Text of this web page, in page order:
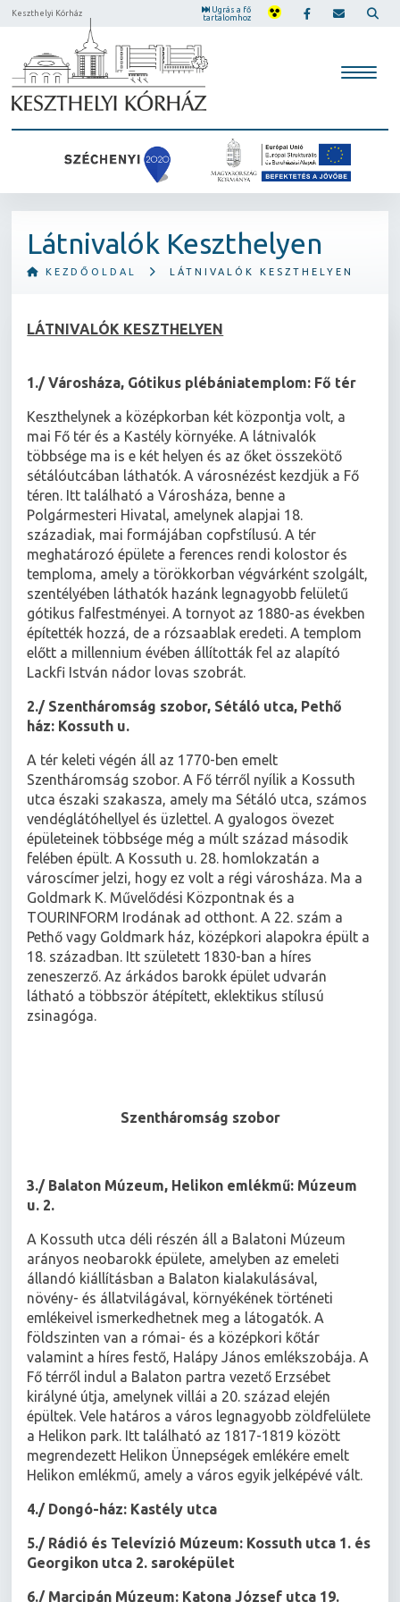
Keszthelyi Kórház
Ugrás a fő
tartalomhoz
Látnivalók Keszthelyen
KEZDŐOLDAL LÁTNIVALÓK KESZTHELYEN
LÁTNIVALÓK KESZTHELYEN
1./ Városháza, Gótikus plébániatemplom: Fő tér
Keszthelynek a középkorban két központja volt, a
mai Fő tér és a Kastély környéke. A látnivalók
többsége ma is e két helyen és az őket összekötő
sétálóutcában láthatók. A városnézést kezdjük a Fő
téren. Itt található a Városháza, benne a
Polgármesteri Hivatal, amelynek alapjai 18.
századiak, mai formájában copfstílusú. A tér
meghatározó épülete a ferences rendi kolostor és
temploma, amely a törökkorban végvárként szolgált,
szentélyében láthatók hazánk legnagyobb felületű
gótikus falfestményei. A tornyot az 1880-as években
építették hozzá, de a rózsaablak eredeti. A templom
előtt a millennium évében állították fel az alapító
Lackfi István nádor lovas szobrát.
2./ Szentháromság szobor, Sétáló utca, Pethő
ház: Kossuth u.
A tér keleti végén áll az 1770-ben emelt
Szentháromság szobor. A Fő térről nyílik a Kossuth
utca északi szakasza, amely ma Sétáló utca, számos
vendéglátóhellyel és üzlettel. A gyalogos övezet
épületeinek többsége még a múlt század második
felében épült. A Kossuth u. 28. homlokzatán a
városcímer jelzi, hogy ez volt a régi városháza. Ma a
Goldmark K. Művelődési Központnak és a
TOURINFORM Irodának ad otthont. A 22. szám a
Pethő vagy Goldmark ház, középkori alapokra épült a
18. században. Itt született 1830-ban a híres
zeneszerző. Az árkádos barokk épület udvarán
látható a többször átépített, eklektikus stílusú
zsinagóga.
Szentháromság szobor
3./ Balaton Múzeum, Helikon emlékmű: Múzeum
u. 2.
A Kossuth utca déli részén áll a Balatoni Múzeum
arányos neobarokk épülete, amelyben az emeleti
állandó kiállításban a Balaton kialakulásával,
növény- és állatvilágával, környékének történeti
emlékeivel ismerkedhetnek meg a látogatók. A
földszinten van a római- és a középkori kőtár
valamint a híres festő, Halápy János emlékszobája. A
Fő térről indul a Balaton partra vezető Erzsébet
királyné útja, amelynek villái a 20. század elején
épültek. Vele határos a város legnagyobb zöldfelülete
a Helikon park. Itt található az 1817-1819 között
megrendezett Helikon Ünnepségek emlékére emelt
Helikon emlékmű, amely a város egyik jelképévé vált.
4./ Dongó-ház: Kastély utca
5./ Rádió és Televízió Múzeum: Kossuth utca 1. és
Georgikon utca 2. saroképület
6./ Marcipán Múzeum: Katona József utca 19.